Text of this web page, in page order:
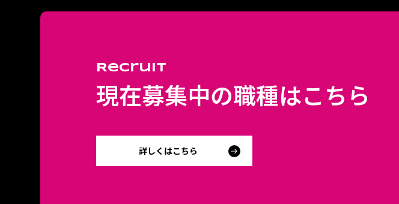
Recruit
現在募集中の職種はこちら
詳しくはこちら